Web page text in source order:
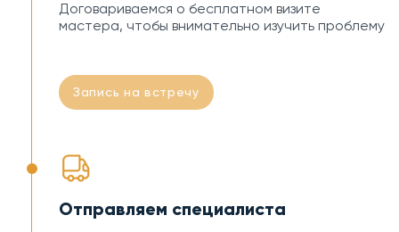
Договариваемся о бесплатном визите
мастера, чтобы внимательно изучить проблему
Запись на встречу
Отправляем специалиста